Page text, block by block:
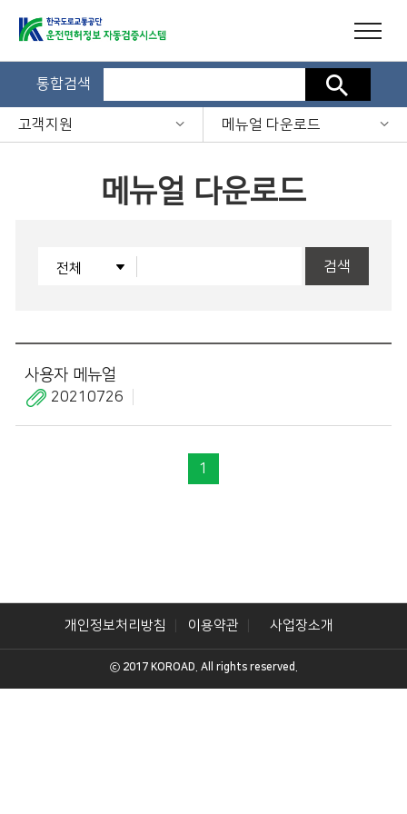
통합검색 검색
고객지원 메뉴얼 다운로드
메뉴얼 다운로드
검색
사용자 메뉴얼
20210726
1
개인정보처리방침 이용약관 사업장소개
ⓒ 2017 KOROAD. All rights reserved.